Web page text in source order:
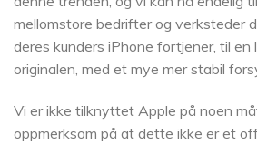
mellomstore bedrifter og verksteder
deres kunders iPhone fortjener, til en
originalen, med et mye mer stabil
Vi er ikke tilknyttet Apple på noen
oppmerksom på at dette ikke er et